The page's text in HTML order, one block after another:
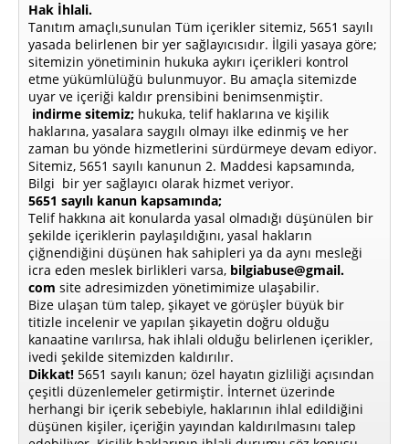
Hak İhlali.
Tanıtım amaçlı,sunulan Tüm içerikler sitemiz, 5651 sayılı
yasada belirlenen bir yer sağlayıcısıdır. İlgili yasaya göre;
sitemizin yönetiminin hukuka aykırı içerikleri kontrol
etme yükümlülüğü bulunmuyor. Bu amaçla sitemizde
uyar ve içeriği kaldır prensibini benimsenmiştir.
indirme sitemiz; hukuka, telif haklarına ve kişilik
haklarına, yasalara saygılı olmayı ilke edinmiş ve her
zaman bu yönde hizmetlerini sürdürmeye devam ediyor.
Sitemiz, 5651 sayılı kanunun 2. Maddesi kapsamında,
Bilgi bir yer sağlayıcı olarak hizmet veriyor.
5651 sayılı kanun kapsamında;
Telif hakkına ait konularda yasal olmadığı düşünülen bir
şekilde içeriklerin paylaşıldığını, yasal hakların
çiğnendiğini düşünen hak sahipleri ya da aynı mesleği
icra eden meslek birlikleri varsa, bilgiabuse@gmail.
com site adresimizden yönetimimize ulaşabilir.
Bize ulaşan tüm talep, şikayet ve görüşler büyük bir
titizle incelenir ve yapılan şikayetin doğru olduğu
kanaatine varılırsa, hak ihlali olduğu belirlenen içerikler,
ivedi şekilde sitemizden kaldırılır.
Dikkat! 5651 sayılı kanun; özel hayatın gizliliği açısından
çeşitli düzenlemeler getirmiştir. İnternet üzerinde
herhangi bir içerik sebebiyle, haklarının ihlal edildiğini
düşünen kişiler, içeriğin yayından kaldırılmasını talep